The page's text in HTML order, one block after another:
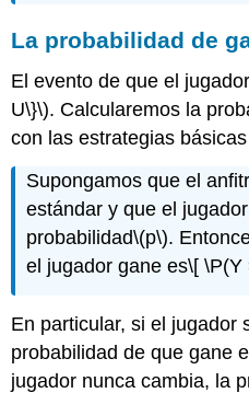
La probabilidad de
El evento de que el
U\}\). Calcularemos la
con las estrategias
Supongamos que el
estándar y que el
probabilidad\(p\).
el jugador gane es\[ \P(Y
En particular, si el jugador
probabilidad de que gane
jugador nunca cambia, la